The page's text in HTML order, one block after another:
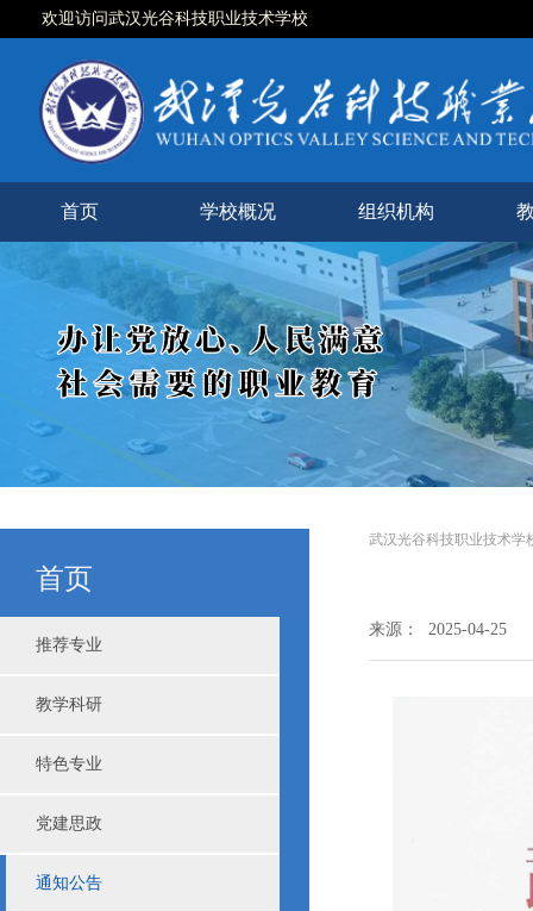
欢迎访问武汉光谷科技职业技术学校
首页 学校概况
现任领导
校徽校训
校园风光
组织机构
首页
推荐专业
教学科研
特色专业
党建思政
通知公告
武汉光谷科技职业技术学
来源： 2025-04-25